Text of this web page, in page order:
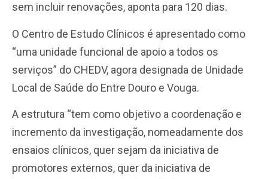
sem incluir renovações, aponta para 120 dias.
O Centro de Estudo Clínicos é apresentado como
“uma unidade funcional de apoio a todos os
serviços” do CHEDV, agora designada de Unidade
Local de Saúde do Entre Douro e Vouga.
A estrutura “tem como objetivo a coordenação e
incremento da investigação, nomeadamente dos
ensaios clínicos, quer sejam da iniciativa de
promotores externos, quer da iniciativa de